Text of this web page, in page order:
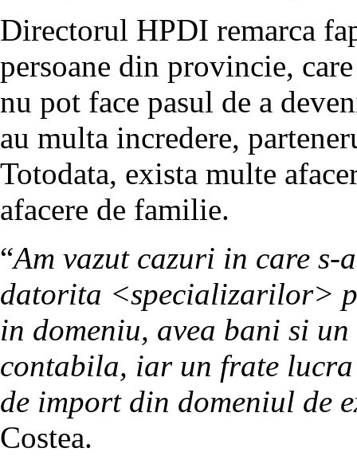
Directorul HPDI remarca
persoane din provincie,
nu pot face pasul de a
au multa incredere,
Totodata, exista multe
afacere de familie.
“Am vazut cazuri in care
datorita <specializarilor>
in domeniu, avea bani si
contabila, iar un frate
de import din domeniul de
Costea.